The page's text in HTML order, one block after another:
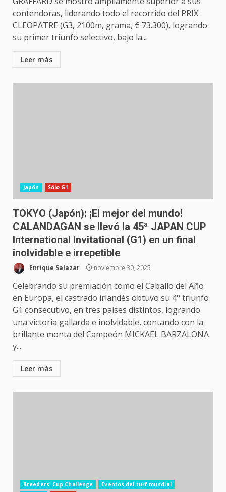
contendoras, liderando todo el recorrido del PRIX
CLEOPATRE (G3, 2100m, grama, € 73.300), logrando
su primer triunfo selectivo, bajo la...
Leer más
Japón Sólo G1
TOKYO (Japón): ¡El mejor del mundo!
CALANDAGAN se llevó la 45ª JAPAN CUP
International Invitational (G1) en un final
inolvidable e irrepetible
Enrique Salazar noviembre 30, 2025
Celebrando su premiación como el Caballo del Año
en Europa, el castrado irlandés obtuvo su 4° triunfo
G1 consecutivo, en tres países distintos, logrando
una victoria gallarda e inolvidable, contando con la
brillante monta del Campeón MICKAEL BARZALONA
y...
Leer más
Breeders' Cup Challenge
Eventos del turf mundial